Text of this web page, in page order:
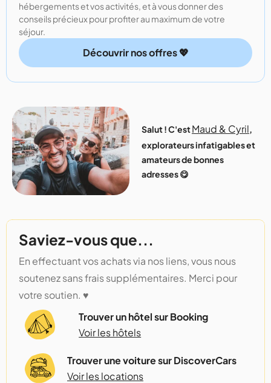
hébergements et vos activités, et à vous donner des
conseils précieux pour profiter au maximum de votre
séjour.
Découvrir nos offres 💖
Salut ! C'estMaud & Cyril,
explorateurs infatigables et
amateurs de bonnes
adresses 😋
Saviez-vous que...
En effectuant vos achats via nos liens, vous nous
soutenez sans frais supplémentaires. Merci pour
votre soutien. ♥️
Trouver un hôtel sur Booking
Voir les hôtels
Trouver une voiture sur DiscoverCars
Voir les locations